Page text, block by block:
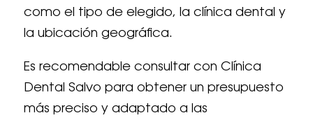
como el tipo de elegido, la clínica dental y
la ubicación geográfica.
Es recomendable consultar con Clínica
Dental Salvo para obtener un presupuesto
más preciso y adaptado a las